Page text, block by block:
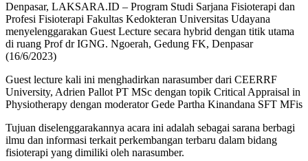
Denpasar, LAKSARA.ID – Program Studi Sarjana Fisioterapi dan
Profesi Fisioterapi Fakultas Kedokteran Universitas Udayana
menyelenggarakan Guest Lecture secara hybrid dengan titik utama
di ruang Prof dr IGNG. Ngoerah, Gedung FK, Denpasar
(16/6/2023)
Guest lecture kali ini menghadirkan narasumber dari CEERRF
University, Adrien Pallot PT MSc dengan topik Critical Appraisal in
Physiotherapy dengan moderator Gede Partha Kinandana SFT MFis
Tujuan diselenggarakannya acara ini adalah sebagai sarana berbagi
ilmu dan informasi terkait perkembangan terbaru dalam bidang
fisioterapi yang dimiliki oleh narasumber.